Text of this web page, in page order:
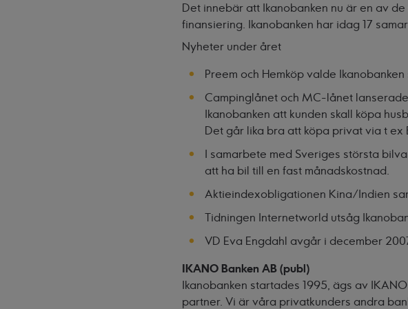
Det innebär att Ikanobanken nu är en av
finansiering. Ikanobanken har idag 17
Nyheter under året
Preem och Hemköp valde
Campinglånet och MC-lånet
Ikanobanken att kunden skall köpa
Det går lika bra att köpa privat via t ex
I samarbete med Sveriges största
att ha bil till en fast månadskostnad.
Aktieindexobligationen Kina/Indien
Tidningen Internetworld utsåg
VD Eva Engdahl avgår i december
IKANO Banken AB (publ)
Ikanobanken startades 1995, ägs av
partner. Vi är våra privatkunders andra